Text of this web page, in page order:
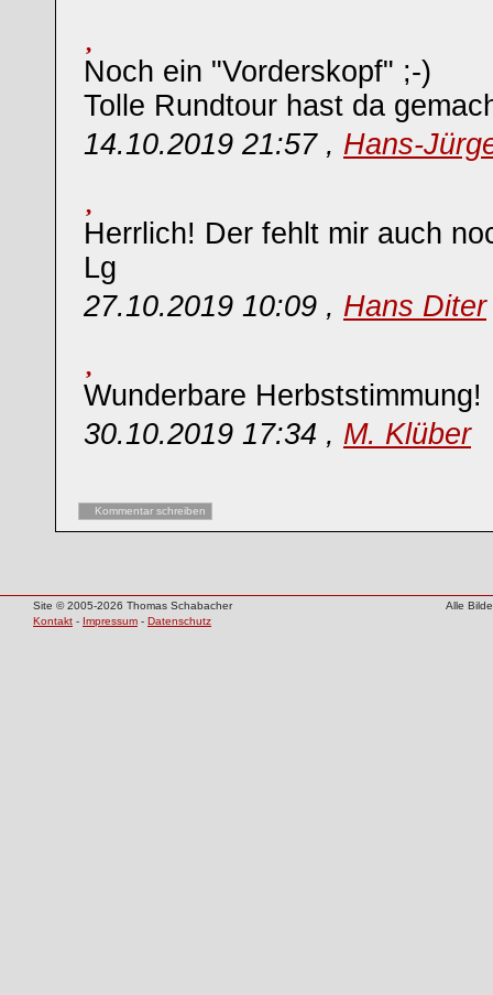
Noch ein "Vorderskopf" ;-)
Tolle Rundtour hast da
14.10.2019 21:57 , Hans-
Herrlich! Der fehlt mir auch
Lg
27.10.2019 10:09 , Hans Diter
Wunderbare Herbststimmung!
30.10.2019 17:34 , M. Klüber
Kommentar schreiben
Site © 2005-2026 Thomas Schabacher
Alle
Kontakt - Impressum - Datenschutz